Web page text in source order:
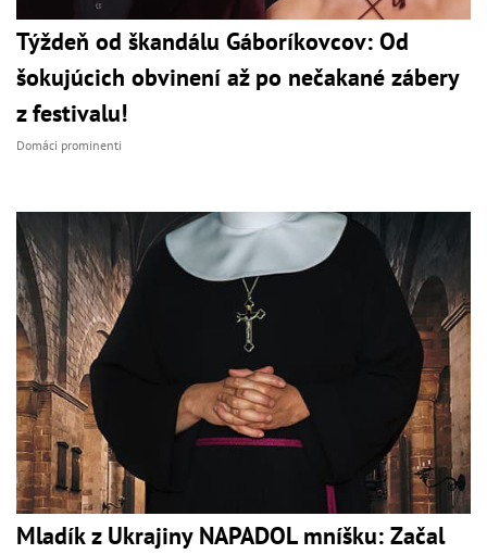
Týždeň od škandálu Gáboríkovcov: Od
šokujúcich obvinení až po nečakané zábery
z festivalu!
Domáci prominenti
Mladík z Ukrajiny NAPADOL mníšku: Začal